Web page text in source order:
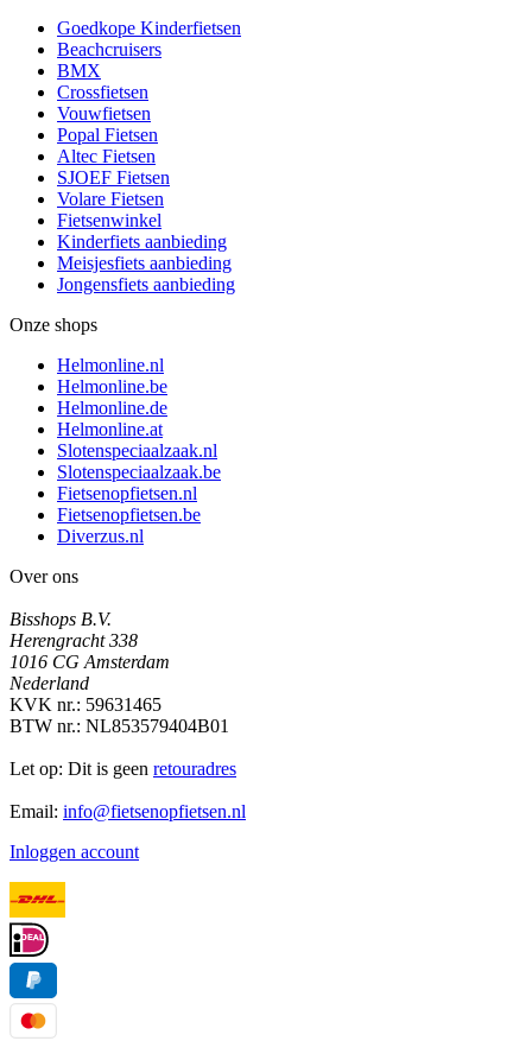
Goedkope Kinderfietsen
Beachcruisers
BMX
Crossfietsen
Vouwfietsen
Popal Fietsen
Altec Fietsen
SJOEF Fietsen
Volare Fietsen
Fietsenwinkel
Kinderfiets aanbieding
Meisjesfiets aanbieding
Jongensfiets aanbieding
Onze shops
Helmonline.nl
Helmonline.be
Helmonline.de
Helmonline.at
Slotenspeciaalzaak.nl
Slotenspeciaalzaak.be
Fietsenopfietsen.nl
Fietsenopfietsen.be
Diverzus.nl
Over ons
Bisshops B.V.
Herengracht 338
1016 CG Amsterdam
Nederland
KVK nr.: 59631465
BTW nr.: NL853579404B01
Let op: Dit is geen retouradres
Email: info@fietsenopfietsen.nl
Inloggen account